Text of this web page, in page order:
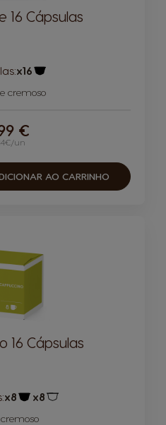
16 Cápsulas
x16
cremoso
un
€
AO CARRINHO
16 Cápsulas
x8 x8